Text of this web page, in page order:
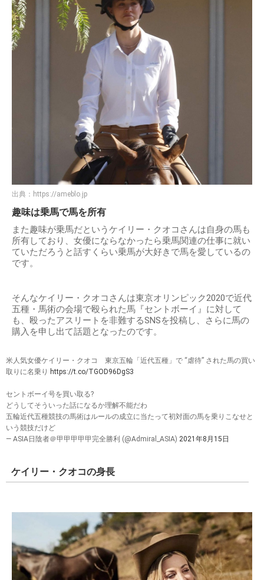
出典： https://ameblo.jp
趣味は乗馬で馬を所有
また趣味が乗馬だというケイリー・クオコさんは自身の馬も
所有しており、女優にならなかったら乗馬関連の仕事に就い
ていただろうと話すくらい乗馬が大好きで馬を愛しているの
です。
そんなケイリー・クオコさんは東京オリンピック2020で近代
五種・馬術の会場で殴られた馬『セントボーイ』に対して
も、殴ったアスリートを非難するSNSを投稿し、さらに馬の
購入を申し出て話題となったのです。
米人気女優ケイリー・クオコ 東京五輪「近代五種」で “虐待” された馬の買い
取りに名乗り https://t.co/TGOD96DgS3
セントボーイ号を買い取る?
どうしてそういった話になるか理解不能だわ
五輪近代五種競技の馬術はルールの成立に当たって初対面の馬を乗りこなせと
いう競技だけど
— ASIA日陰者＠甲甲甲甲甲完全勝利 (@Admiral_ASIA) 2021年8月15日
ケイリー・クオコの身長